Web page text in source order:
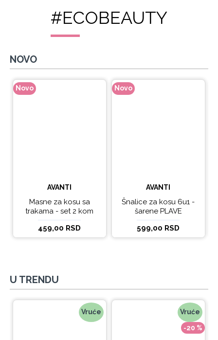
#ECOBEAUTY
NOVO
Novo
AVANTI
Masne za kosu sa
trakama - set 2 kom
459,00 RSD
Novo
AVANTI
Šnalice za kosu 6u1 -
šarene PLAVE
599,00 RSD
U TRENDU
Vruće Vruće
-20 %